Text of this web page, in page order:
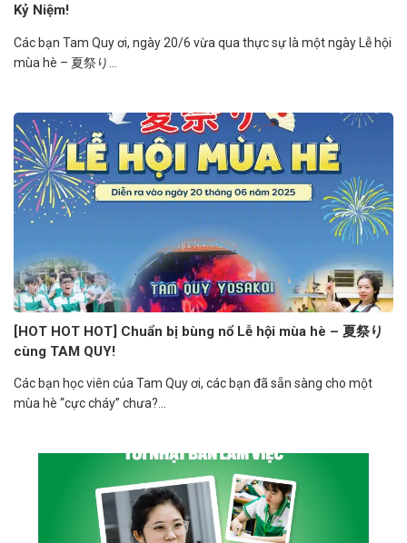
Kỷ Niệm!
Các bạn Tam Quy ơi, ngày 20/6 vừa qua thực sự là một ngày Lễ hội
mùa hè – 夏祭り...
[HOT HOT HOT] Chuẩn bị bùng nổ Lễ hội mùa hè – 夏祭り
cùng TAM QUY!
Các bạn học viên của Tam Quy ơi, các bạn đã sẵn sàng cho một
mùa hè “cực cháy” chưa?...